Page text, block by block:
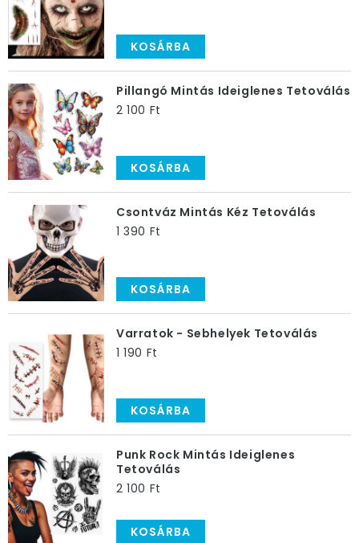
KOSÁRBA
Pillangó Mintás Ideiglenes Tetoválás
2 100 Ft
KOSÁRBA
Csontváz Mintás Kéz Tetoválás
1 390 Ft
KOSÁRBA
Varratok - Sebhelyek Tetoválás
1 190 Ft
KOSÁRBA
Punk Rock Mintás Ideiglenes
Tetoválás
2 100 Ft
KOSÁRBA